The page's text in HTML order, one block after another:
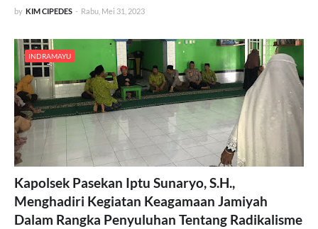
by KIM CIPEDES - Rabu, Mei 31, 2023
INDRAMAYU
Kapolsek Pasekan Iptu Sunaryo, S.H.,
Menghadiri Kegiatan Keagamaan Jamiyah
Dalam Rangka Penyuluhan Tentang Radikalisme